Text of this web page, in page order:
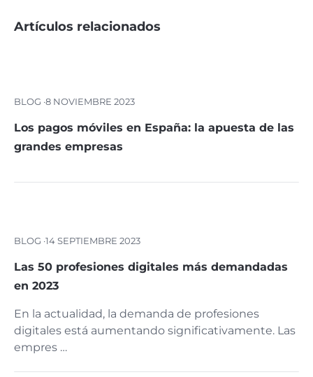
Artículos relacionados
BLOG ·8 NOVIEMBRE 2023
Los pagos móviles en España: la apuesta de las
grandes empresas
BLOG ·14 SEPTIEMBRE 2023
Las 50 profesiones digitales más demandadas
en 2023
En la actualidad, la demanda de profesiones
digitales está aumentando significativamente. Las
empres …